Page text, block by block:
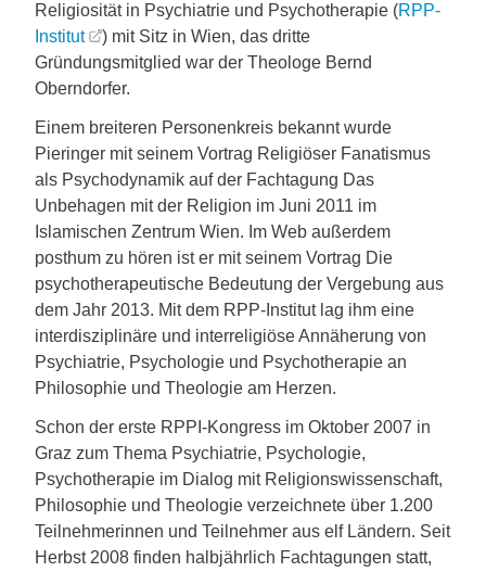
Religiosität in Psychiatrie und Psychotherapie (RPP-
Institut
) mit Sitz in Wien, das dritte
Gründungsmitglied war der Theologe Bernd
Oberndorfer.
Einem breiteren Personenkreis bekannt wurde
Pieringer mit seinem Vortrag Religiöser Fanatismus
als Psychodynamik auf der Fachtagung Das
Unbehagen mit der Religion im Juni 2011 im
Islamischen Zentrum Wien. Im Web außerdem
posthum zu hören ist er mit seinem Vortrag Die
psychotherapeutische Bedeutung der Vergebung aus
dem Jahr 2013. Mit dem RPP-Institut lag ihm eine
interdisziplinäre und interreligiöse Annäherung von
Psychiatrie, Psychologie und Psychotherapie an
Philosophie und Theologie am Herzen.
Schon der erste RPPI-Kongress im Oktober 2007 in
Graz zum Thema Psychiatrie, Psychologie,
Psychotherapie im Dialog mit Religionswissenschaft,
Philosophie und Theologie verzeichnete über 1.200
Teilnehmerinnen und Teilnehmer aus elf Ländern. Seit
Herbst 2008 finden halbjährlich Fachtagungen statt,